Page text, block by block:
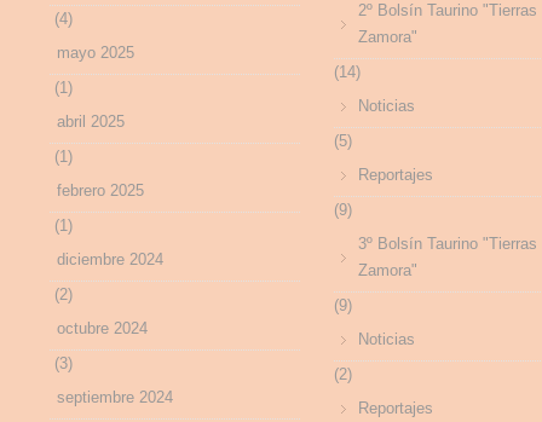
(4)
mayo 2025
(1)
abril 2025
(1)
febrero 2025
(1)
diciembre 2024
(2)
octubre 2024
(3)
septiembre 2024
2º Bolsín Taurino "Tierras
Zamora"
(14)
Noticias
(5)
Reportajes
(9)
3º Bolsín Taurino "Tierras
Zamora"
(9)
Noticias
(2)
Reportajes